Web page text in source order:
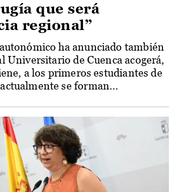
que será
regional”
ha anunciado también
Universitario de Cuenca acogerá,
a los primeros estudiantes de
se forman...